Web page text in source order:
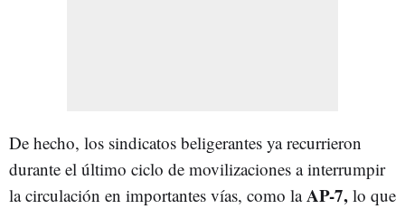
De hecho, los sindicatos beligerantes ya recurrieron
durante el último ciclo de movilizaciones a interrumpir
la circulación en importantes vías, como laAP-7, lo que